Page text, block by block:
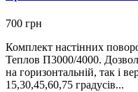
700 грн
Комплект настінних
Теплов П3000/4000.
на горизонтальній, так і
15,30,45,60,75 градусів...